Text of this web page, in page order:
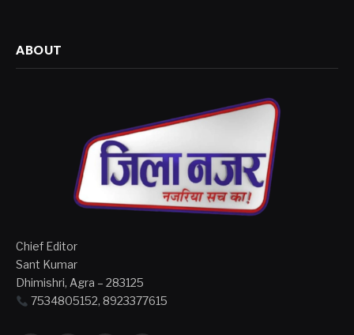
ABOUT
Chief Editor
Sant Kumar
Dhimishri, Agra – 283125
7534805152, 8923377615